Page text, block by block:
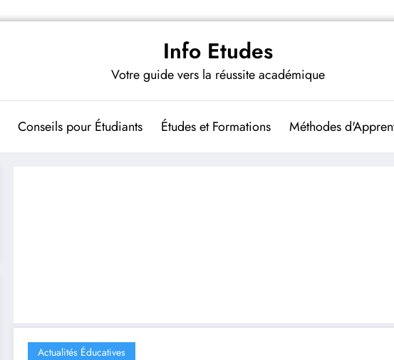
Info Etudes
Votre guide vers la réussite académique
Conseils pour Étudiants Études et Formations Méthodes
Actualités Éducatives